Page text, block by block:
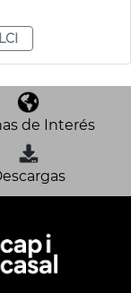
de Interés